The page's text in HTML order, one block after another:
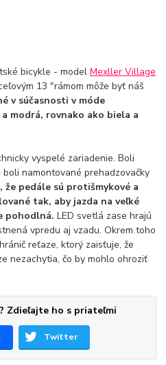
bicykle - modelMexller Village
13 "rámom môže byť náš
v súčasnosti v móde
modrá, rovnako ako biela a
vyspelé zariadenie. Boli
namontované prehadzovačky
že pedále sú protišmykové a
tak, aby jazda na veľké
pohodlná.LED svetlá zase hrajú
vpredu aj vzadu. Okrem toho
reťaze, ktorý zaisťuje, že
nezachytia, čo by mohlo ohroziť
Zdieľajte ho s priateľmi
Twitter